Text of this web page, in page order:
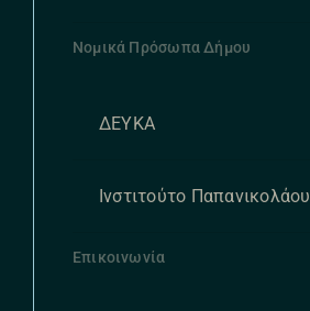
Νομικά Πρόσωπα Δήμου
ΔΕΥΚΑ
Ινστιτούτο Παπανικολάου
Επικοινωνία